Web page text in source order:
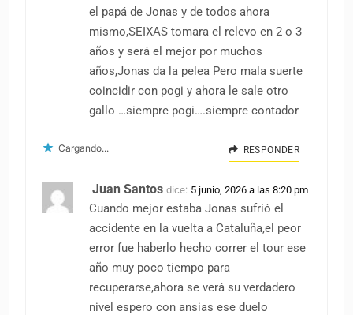
el papá de Jonas y de todos ahora
mismo,SEIXAS tomara el relevo en 2 o 3
años y será el mejor por muchos
años,Jonas da la pelea Pero mala suerte
coincidir con pogi y ahora le sale otro
gallo …siempre pogi….siempre contador
Cargando... RESPONDER
Juan Santos dice: 5 junio, 2026 a las 8:20 pm
Cuando mejor estaba Jonas sufrió el
accidente en la vuelta a Cataluña,el peor
error fue haberlo hecho correr el tour ese
año muy poco tiempo para
recuperarse,ahora se verá su verdadero
nivel espero con ansias ese duelo